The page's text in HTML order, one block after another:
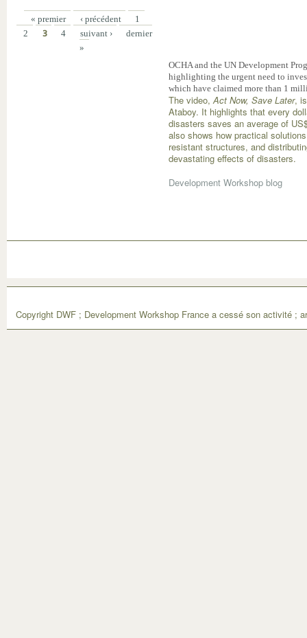
« premier ‹ précédent
1
2
3 4 suivant ›
dernier
»
OCHA and the UN Development
highlighting the urgent need to
which have claimed more than 1
The video,Act Now, Save Later,
Ataboy. It highlights that every
disasters saves an average of
also shows how practical
resistant structures, and
devastating effects of disasters.
Development Workshop blog
Copyright DWF ; Development Workshop France a cessé son activité ;